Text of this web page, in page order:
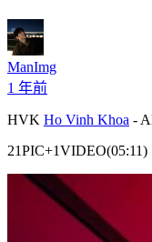
ManImg
1 年前
HVK Ho Vinh Khoa -
21PIC+1VIDEO(05:11)